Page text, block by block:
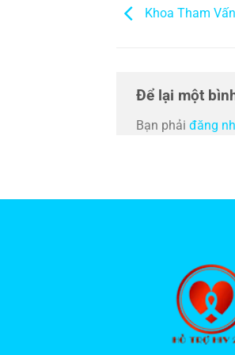
Khoa Tham
Để lại một
Bạn phải đăng